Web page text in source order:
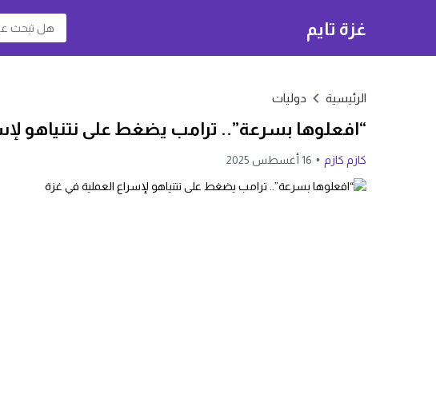
غزة تايم
الرئيسية دوليات
“افعلوها بسرعة”.. ترامب يضغط على نتنياهو
كازم كازم 16 أغسطس 2025